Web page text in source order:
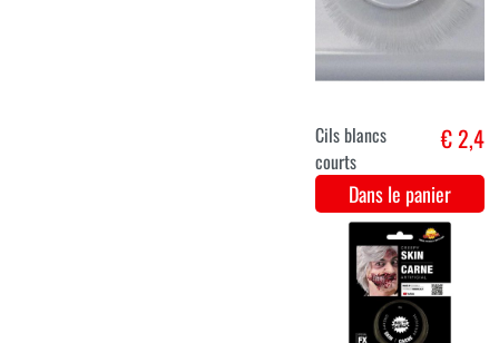
Longs cils
blancs
€ 3,1
Dans le panier